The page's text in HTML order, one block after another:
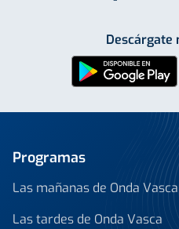
Descárgate
Programas
Las mañanas de Onda Vasca
Las tardes de Onda Vasca